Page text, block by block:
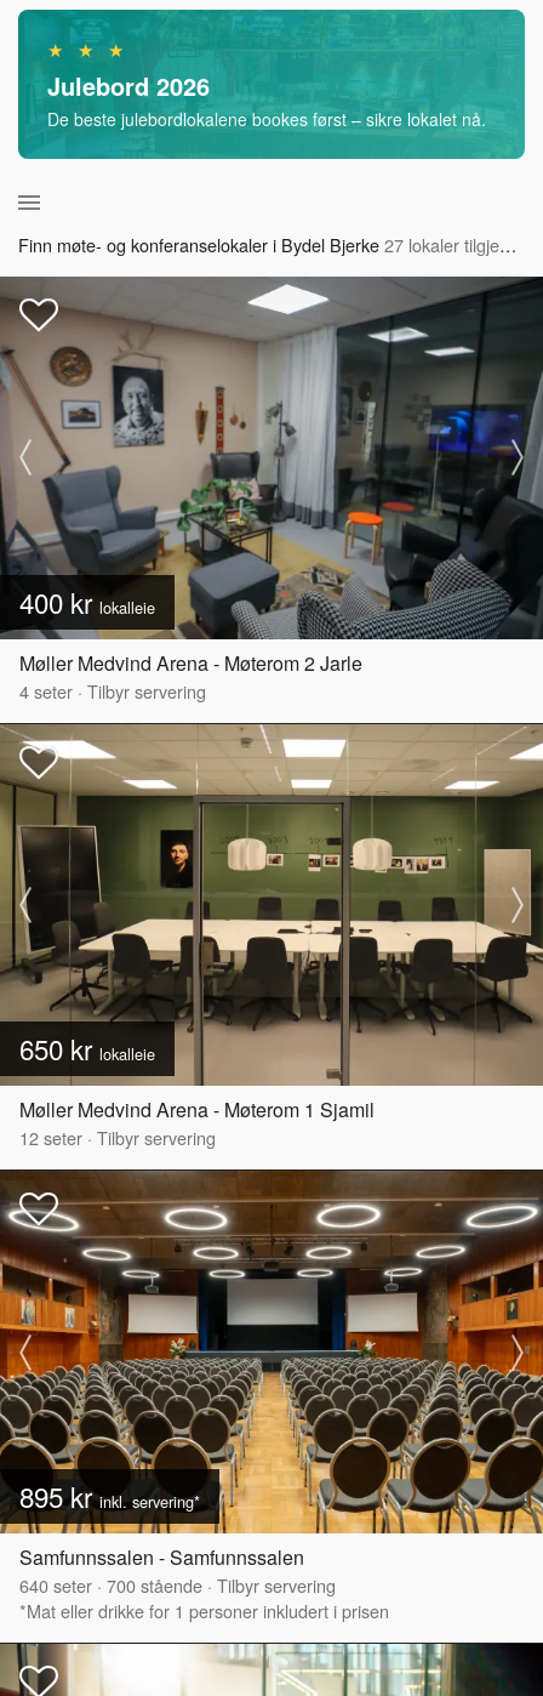
★ ★ ★
Julebord 2026
De beste julebordlokalene bookes først – sikre lokalet nå.
Finn møte- og konferanselokaler i Bydel Bjerke27 lokaler tilgjengelig
400 kr lokalleie
Møller Medvind Arena - Møterom 2 Jarle
4seter · Tilbyr servering
650 kr lokalleie
Møller Medvind Arena - Møterom 1 Sjamil
12seter · Tilbyr servering
895 krinkl. servering*
Samfunnssalen - Samfunnssalen
640seter · 700stående · Tilbyr servering
*Mat eller drikke for 1 personer inkludert i prisen